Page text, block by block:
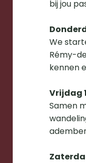
bij jou
We
Rémy-
kennen
Vrijdag
Samen